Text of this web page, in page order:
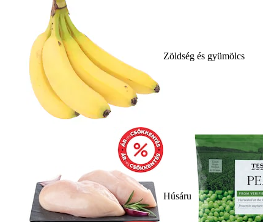
Zöldség és gyümölcs
Húsáru